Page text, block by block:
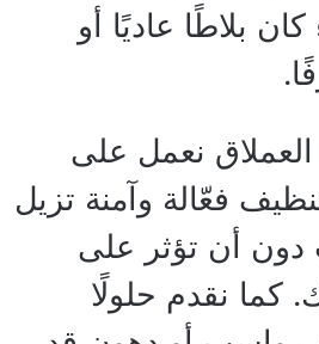
بلاطًا عاديًا أو
نعمل على
فعّالة وآمنة تزيل
دون أن تؤثر على
كما نقدم حلولًا